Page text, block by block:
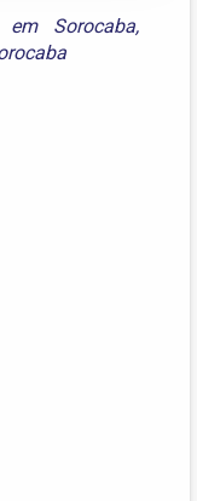
em Sorocaba,